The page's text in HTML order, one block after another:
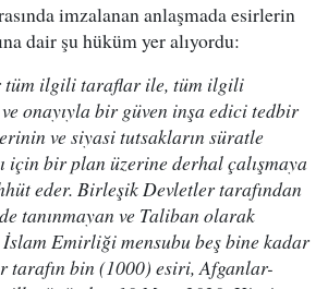
imzalanan anlaşmada esirlerin
dair şu hüküm yer alıyordu:
tüm ilgili taraflar ile, tüm ilgili
onayıyla bir güven inşa edici tedbir
ve siyasi tutsakların süratle
için bir plan üzerine derhal çalışmaya
eder. Birleşik Devletler tarafından
tanınmayan ve Taliban olarak
Emirliği mensubu beş bine kadar
tarafın bin (1000) esiri, Afganlar-